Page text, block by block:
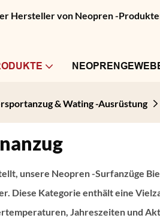
Hersteller von Neopren -
& Wating -Ausrüstung
unsere Neopren -Surfanzüge
Diese Kategorie enthält eine
Jahreszeiten und